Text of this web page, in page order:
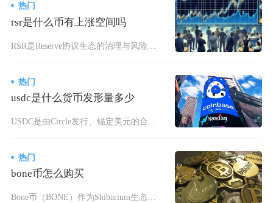
热门
rsr是什么币有上涨空间吗
热门
usdc是什么货币发形量多少
热门
bone币怎么购买
Bone币（BONE）作为Shibarium生态与ShibaSwap去中心化平台的核心治理